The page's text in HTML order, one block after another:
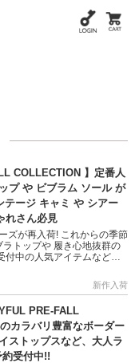
COLLECTION 】定番人
プ や ビブラム ソール が
テージ キャミ や シアー
れさん必見
ズが再入荷! これからの季節
トップや 履き心地抜群の
付中の人気アイテムなどご
新作入荷
PRE-FALL
カラバリ豊富なボーダー
ストップスなど、大人ラ
受付中!!